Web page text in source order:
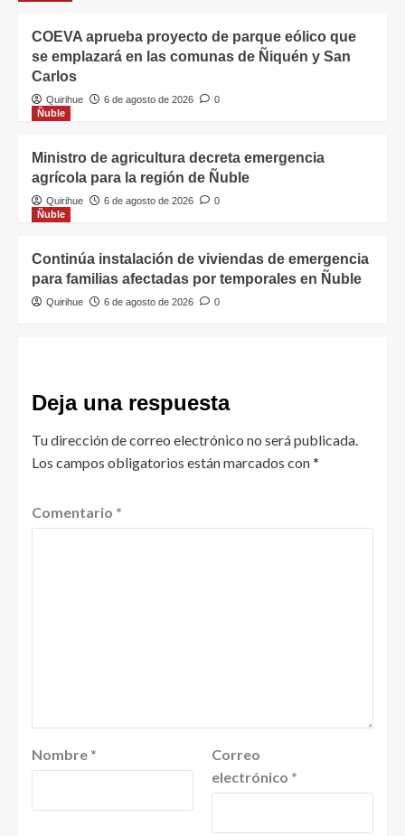
COEVA aprueba proyecto de parque eólico que
se emplazará en las comunas de Ñiquén y San
Carlos
Quirihue 6 de agosto de 2026
0
Ñuble
Ministro de agricultura decreta emergencia
agrícola para la región de Ñuble
Quirihue 6 de agosto de 2026
0
Ñuble
Continúa instalación de viviendas de emergencia
para familias afectadas por temporales en Ñuble
Quirihue 6 de agosto de 2026 0
Deja una respuesta
Tu dirección de correo electrónico no será publicada.
Los campos obligatorios están marcados con*
Comentario *
Nombre *
Correo
electrónico *